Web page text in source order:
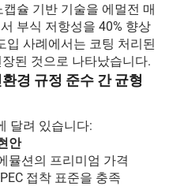
슐 기반 기술을 에멀전 매
부식 저항성을 40% 향상
입 사례에서는 코팅 처리된
된 것으로 나타났습니다.
경 규정 준수 간 균형
달려 있습니다:
안
뮬션의 프리미엄 가격
접착 표준을 충족